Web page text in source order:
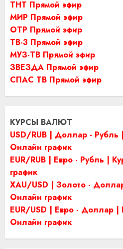
ТНТ Прямой эфир
МИР Прямой эфир
ОТР Прямой эфир
ТВ-3 Прямой эфир
МУЗ-ТВ Прямой эфир
ЗВЕЗДА Прямой эфир
СПАС ТВ Прямой эфир
КУРСЫ ВАЛЮТ
USD/RUB | Доллар - Рубль
Онлайн график
EUR/RUB | Евро - Рубль |
график
XAU/USD | Золото -
Онлайн график
EUR/USD | Евро - Доллар |
Онлайн график